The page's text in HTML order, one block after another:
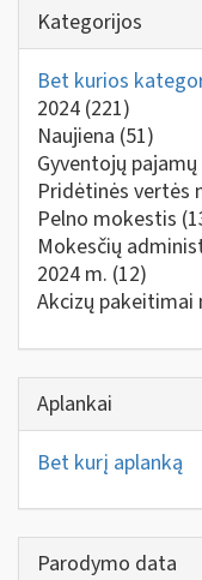
Kategorijos
Bet kurios
2024 (221)
Naujiena (51)
Gyventojų
Pridėtinės vertės
Pelno mokestis
Mokesčių
2024 m. (12)
Akcizų pakeitimai
Aplankai
Bet kurį aplanką
Parodymo data